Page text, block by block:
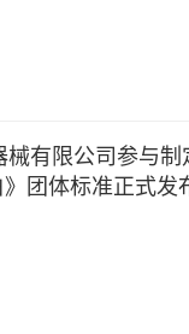
有限公司参与制
团体标准正式发